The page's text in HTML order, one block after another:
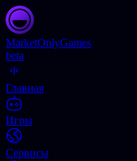
MarketOnlyGames
beta
Главная
Игры
Сервисы